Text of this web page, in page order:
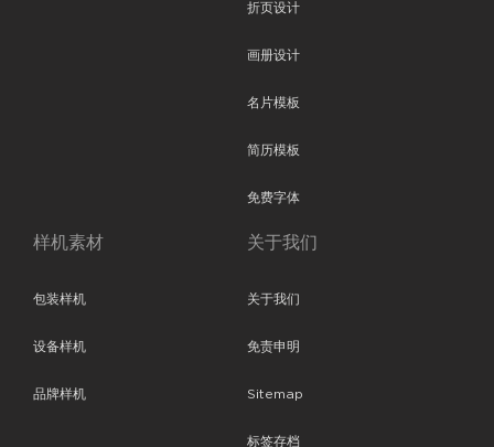
折页设计
画册设计
名片模板
简历模板
免费字体
样机素材
包装样机
设备样机
品牌样机
关于我们
关于我们
免责申明
Sitemap
标签存档